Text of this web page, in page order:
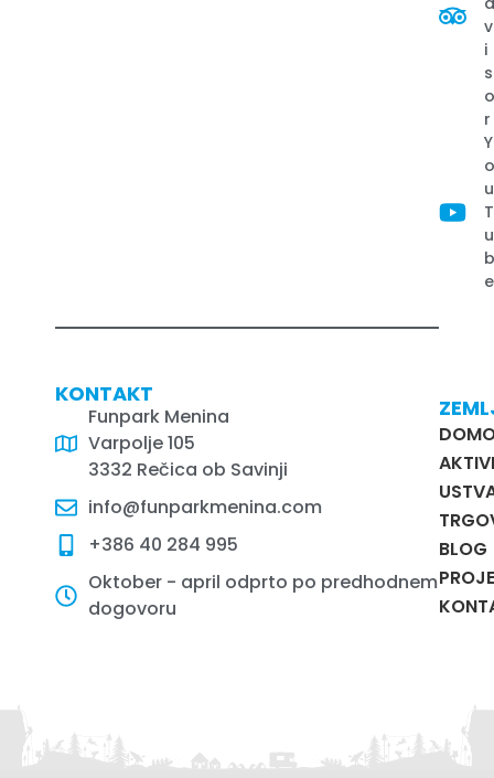
v
i
s
r
Y
u
T
u
e
KONTAKT
Funpark Menina
Varpolje 105
3332 Rečica ob Savinji
info@funparkmenina.com
+386 40 284 995
Oktober - april odprto po predhodnem
dogovoru
BLOG